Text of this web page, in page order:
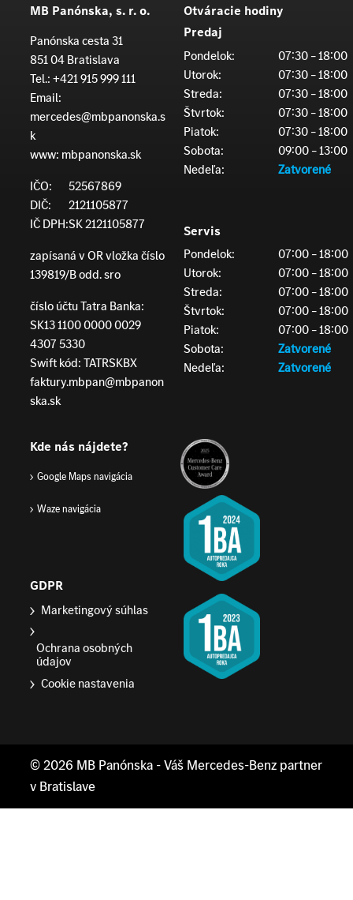
MB Panónska, s. r. o.
Panónska cesta 31
851 04 Bratislava
Tel.:+421 915 999 111
Email:
mercedes@mbpanonska.s
k
www: mbpanonska.sk
IČO:
52567869
DIČ:
2121105877
IČ DPH:SK 2121105877
zapísaná v OR vložka číslo
139819/B odd. sro
číslo účtu Tatra Banka:
SK13 1100 0000 0029
4307 5330
Swift kód: TATRSKBX
faktury.mbpan@mbpanon
ska.sk
Otváracie hodiny
Predaj
Pondelok:
07:30 – 18:00
Utorok:
07:30 – 18:00
Streda:
07:30 – 18:00
Štvrtok:
07:30 – 18:00
Piatok:
07:30 – 18:00
Sobota:
09:00 – 13:00
Nedeľa:
Zatvorené
Servis
Pondelok:
07:00 – 18:00
Utorok:
07:00 – 18:00
Streda:
07:00 – 18:00
Štvrtok:
07:00 – 18:00
Piatok:
07:00 – 18:00
Sobota:
Zatvorené
Nedeľa:
Zatvorené
Kde nás nájdete?
Google Maps navigácia
Waze navigácia
GDPR
Marketingový súhlas
Ochrana osobných
údajov
Cookie nastavenia
© 2026 MB Panónska- Váš Mercedes-Benz partner
v Bratislave